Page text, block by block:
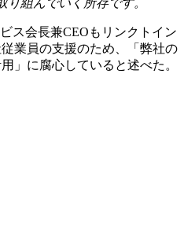
組んでいく所存です。
ス会長兼CEOもリンクトイン
業員の支援のため、「弊社の
」に腐心していると述べた。